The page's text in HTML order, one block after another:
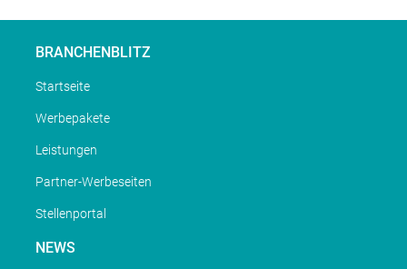
BRANCHENBLITZ
Startseite
Werbepakete
Leistungen
Partner-Werbeseiten
Stellenportal
NEWS